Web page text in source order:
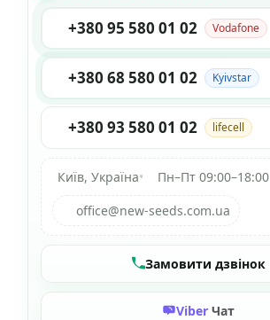
+380 95 580 01 02 Vodafone
+380 68 580 01 02 Kyivstar
+380 93 580 01 02 lifecell
Київ, Україна•
Пн–Пт 09:00–18:00
office@new-seeds.com.ua
Замовити дзвінок
Viber Чат